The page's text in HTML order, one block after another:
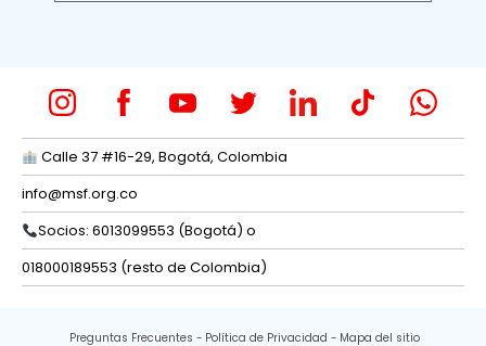
Calle 37 #16-29, Bogotá, Colombia
info@msf.org.co
Socios: 6013099553 (Bogotá) o
018000189553 (resto de Colombia)
Preguntas Frecuentes Política de Privacidad Mapa del sitio